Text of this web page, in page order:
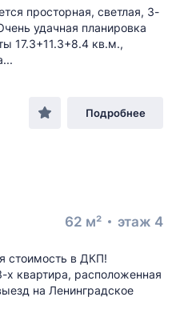
просторная, светлая, 3-
удачная планировка
17.3+11.3+8.4 кв.м.,
Подробнее
62 м² этаж 4
стоимость в ДКП!
квартира, расположенная
на Ленинградское